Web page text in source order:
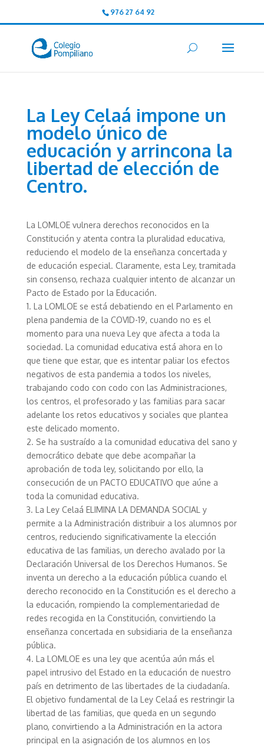
976 27 64 92
La Ley Celaá impone un
modelo único de
educación y arrincona la
libertad de elección de
Centro.
La LOMLOE vulnera derechos reconocidos en la
Constitución y atenta contra la pluralidad educativa,
reduciendo el modelo de la enseñanza concertada y
de educación especial. Claramente, esta Ley, tramitada
sin consenso, rechaza cualquier intento de alcanzar un
Pacto de Estado por la Educación.
1. La LOMLOE se está debatiendo en el Parlamento en
plena pandemia de la COVID-19, cuando no es el
momento para una nueva Ley que afecta a toda la
sociedad. La comunidad educativa está ahora en lo
que tiene que estar, que es intentar paliar los efectos
negativos de esta pandemia a todos los niveles,
trabajando codo con codo con las Administraciones,
los centros, el profesorado y las familias para sacar
adelante los retos educativos y sociales que plantea
este delicado momento.
2. Se ha sustraído a la comunidad educativa del sano y
democrático debate que debe acompañar la
aprobación de toda ley, solicitando por ello, la
consecución de un PACTO EDUCATIVO que aúne a
toda la comunidad educativa.
3. La Ley Celaá ELIMINA LA DEMANDA SOCIAL y
permite a la Administración distribuir a los alumnos por
centros, reduciendo significativamente la elección
educativa de las familias, un derecho avalado por la
Declaración Universal de los Derechos Humanos. Se
inventa un derecho a la educación pública cuando el
derecho reconocido en la Constitución es el derecho a
la educación, rompiendo la complementariedad de
redes recogida en la Constitución, convirtiendo la
enseñanza concertada en subsidiaria de la enseñanza
pública.
4. La LOMLOE es una ley que acentúa aún más el
papel intrusivo del Estado en la educación de nuestro
país en detrimento de las libertades de la ciudadanía.
El objetivo fundamental de la Ley Celaá es restringir la
libertad de las familias, que queda en un segundo
plano, convirtiendo a la Administración en la actora
principal en la asignación de los alumnos en los